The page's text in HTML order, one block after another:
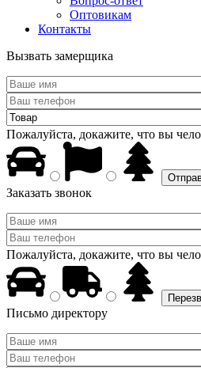
Оптовикам
Контакты
Вызвать замерщика
Пожалуйста, докажите, что вы
Заказать звонок
Пожалуйста, докажите, что вы
Письмо директору